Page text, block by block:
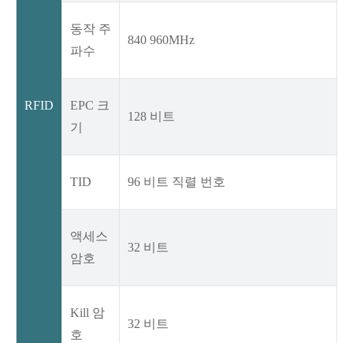
RFID
동작 주
파수
840 960MHz
EPC 크
기
128 비트
TID 96 비트 직렬 번호
액세스
암호
32 비트
Kill 암
호
32 비트